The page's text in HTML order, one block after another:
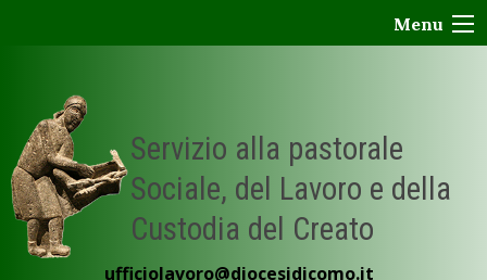
Menu
Servizio alla pastorale
Sociale, del Lavoro e della
Custodia del Creato
ufficiolavoro@diocesidicomo.it